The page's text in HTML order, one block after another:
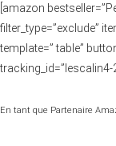
[amazon
filter_type=”exclude”
template=” table”
tracking_id=”lescalin4-
En tant que Partenaire